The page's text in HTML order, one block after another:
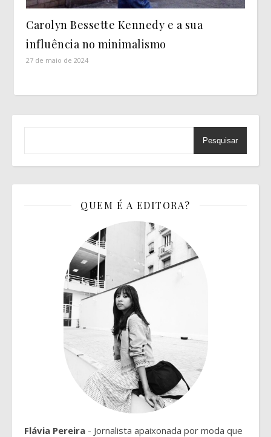
Carolyn Bessette Kennedy e a sua
influência no minimalismo
27 de maio de 2024
Pesquisar
QUEM É A EDITORA?
Flávia Pereira - Jornalista apaixonada por moda que